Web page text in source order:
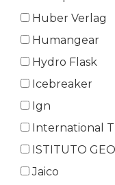
Huber Verlag
Humangear
Hydro Flask
Icebreaker
Ign
International
ISTITUTO
Jaico